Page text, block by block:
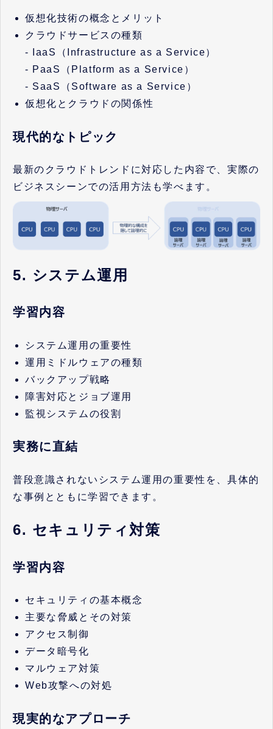
仮想化技術の概念とメリット
クラウドサービスの種類
- IaaS（Infrastructure as a Service）
- PaaS（Platform as a Service）
- SaaS（Software as a Service）
仮想化とクラウドの関係性
現代的なトピック
最新のクラウドトレンドに対応した内容で、実際の
ビジネスシーンでの活用方法も学べます。
5. システム運用
学習内容
システム運用の重要性
運用ミドルウェアの種類
バックアップ戦略
障害対応とジョブ運用
監視システムの役割
実務に直結
普段意識されないシステム運用の重要性を、具体的
な事例とともに学習できます。
6. セキュリティ対策
学習内容
セキュリティの基本概念
主要な脅威とその対策
アクセス制御
データ暗号化
マルウェア対策
Web攻撃への対処
現実的なアプローチ